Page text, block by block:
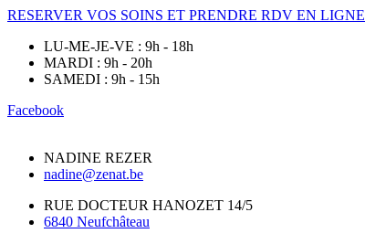
RESERVER VOS SOINS ET PRENDRE RDV EN LIGNE
LU-ME-JE-VE : 9h - 18h
MARDI : 9h - 20h
SAMEDI : 9h - 15h
Facebook
NADINE REZER
nadine@zenat.be
RUE DOCTEUR HANOZET 14/5
6840 Neufchâteau